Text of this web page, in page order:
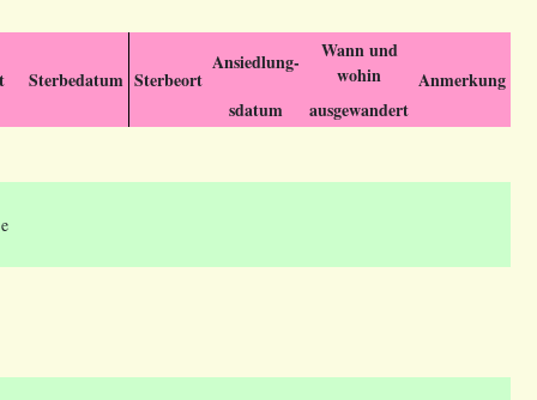
Sterbedatum Sterbeort
Ansiedlung-
Wann und
wohin
Anmerkung
sdatum
ausgewandert